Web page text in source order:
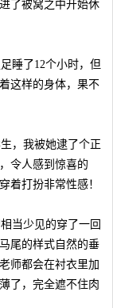
了被窝之中开始休
睡了12个小时，但
这样的身体，果不
，我被她逮了个正
令人感到惊喜的
着打扮非常性感！
当少见的穿了一回
尾的样式自然的垂
师都会在衬衣里加
了，完全遮不住肉